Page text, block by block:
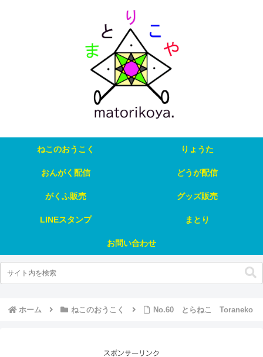
ねこのおうこく りょうた
おんがく配信 どうが配信
がくふ販売 グッズ販売
LINEスタンプ まとり
お問い合わせ
ホーム ねこのおうこく No.60 とらねこ Toraneko
スポンサーリンク